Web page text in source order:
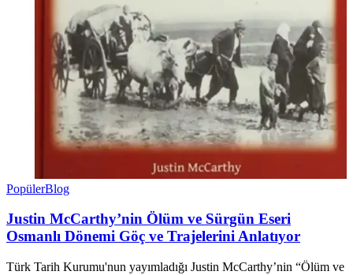
PopülerBlog
Justin McCarthy’nin Ölüm ve Sürgün Eseri
Osmanlı Dönemi Göç ve Trajelerini Anlatıyor
Türk Tarih Kurumu'nun yayımladığı Justin McCarthy’nin “Ölüm ve